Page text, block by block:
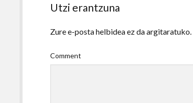
Utzi erantzuna
Zure e-posta helbidea ez da argitaratuko.
Comment